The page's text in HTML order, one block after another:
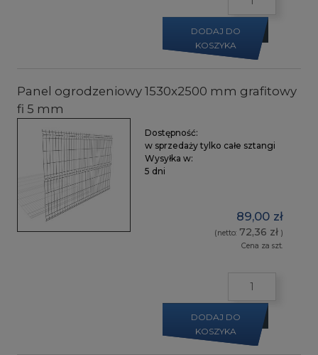
DODAJ DO
KOSZYKA
Panel ogrodzeniowy 1530x2500 mm grafitowy
fi 5 mm
Dostępność:
w sprzedaży tylko całe sztangi
Wysyłka w:
5 dni
89,00 zł
(netto: 72,36 zł )
Cena za szt.
DODAJ DO
KOSZYKA